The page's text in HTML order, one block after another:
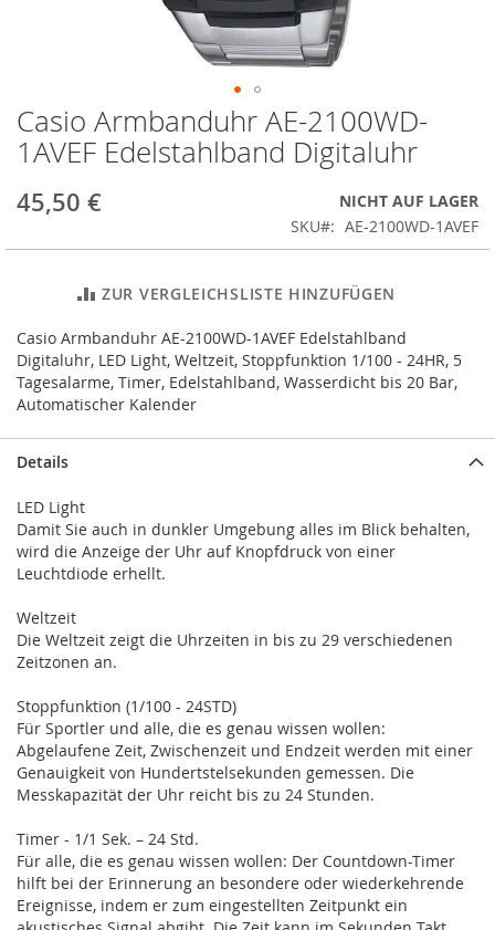
Zum
Anfang
der
springen
Casio Armbanduhr AE-2100WD-
1AVEF Edelstahlband Digitaluhr
45,50 €
NICHT AUF LAGER
SKU
AE-2100WD-1AVEF
ZUR VERGLEICHSLISTE HINZUFÜGEN
Casio Armbanduhr AE-2100WD-1AVEF Edelstahlband
Digitaluhr, LED Light, Weltzeit, Stoppfunktion 1/100 - 24HR, 5
Tagesalarme, Timer, Edelstahlband, Wasserdicht bis 20 Bar,
Automatischer Kalender
Details
LED Light
Damit Sie auch in dunkler Umgebung alles im Blick behalten,
wird die Anzeige der Uhr auf Knopfdruck von einer
Leuchtdiode erhellt.
Weltzeit
Die Weltzeit zeigt die Uhrzeiten in bis zu 29 verschiedenen
Zeitzonen an.
Stoppfunktion (1/100 - 24STD)
Für Sportler und alle, die es genau wissen wollen:
Abgelaufene Zeit, Zwischenzeit und Endzeit werden mit einer
Genauigkeit von Hundertstelsekunden gemessen. Die
Messkapazität der Uhr reicht bis zu 24 Stunden.
Timer - 1/1 Sek. – 24 Std.
Für alle, die es genau wissen wollen: Der Countdown-Timer
hilft bei der Erinnerung an besondere oder wiederkehrende
Ereignisse, indem er zum eingestellten Zeitpunkt ein